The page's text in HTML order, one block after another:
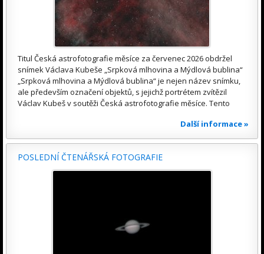
Titul Česká astrofotografie měsíce za červenec 2026 obdržel
snímek Václava Kubeše „Srpková mlhovina a Mýdlová bublina“
„Srpková mlhovina a Mýdlová bublina“ je nejen název snímku,
ale především označení objektů, s jejichž portrétem zvítězil
Václav Kubeš v soutěži Česká astrofotografie měsíce. Tento
Další informace »
POSLEDNÍ ČTENÁŘSKÁ FOTOGRAFIE